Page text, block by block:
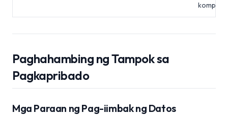
Paghahambing ng Tampok sa
Pagkapribado
Mga Paraan ng Pag-iimbak ng Datos